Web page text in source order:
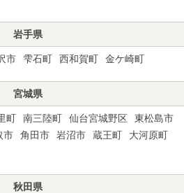
岩手県
市 雫石町 西和賀町 金ケ崎町
宮城県
町 南三陸町 仙台宮城野区
東松島市
市 角田市 岩沼市 蔵王町
大河原町
秋田県